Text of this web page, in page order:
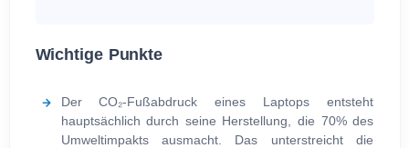
Wichtige Punkte
Der CO₂-Fußabdruck eines Laptops entsteht
hauptsächlich durch seine Herstellung, die 70% des
Umweltimpakts ausmacht. Das unterstreicht die